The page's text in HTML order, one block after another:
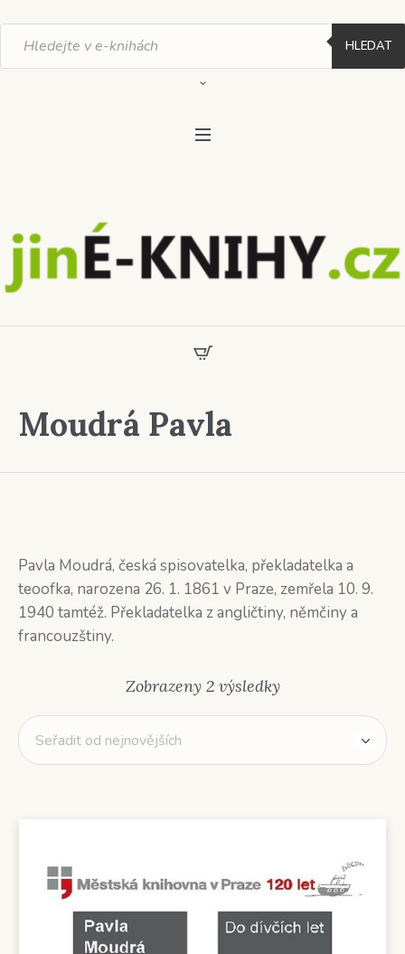
Products
search HLEDAT
Moudrá Pavla
Pavla Moudrá, česká spisovatelka, překladatelka a
teoofka, narozena 26. 1. 1861 v Praze, zemřela 10. 9.
1940 tamtéž. Překladatelka z angličtiny, němčiny a
francouzštiny.
Zobrazeny 2 výsledkySeřazeno